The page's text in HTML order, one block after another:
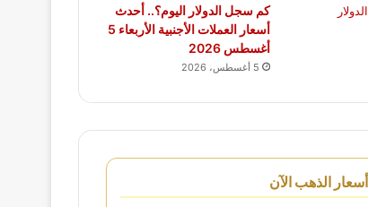
كم سجل الدولار اليوم؟.. أحدث
أسعار العملات الأجنبية الأربعاء 5
أغسطس 2026
5 أغسطس، 2026
أسعار الذهب الآن